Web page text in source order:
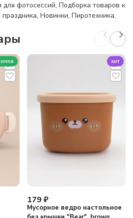
фотосессий, Подборка товаров к
, Новинки, Пиротехника,
хит
179 ₽
Мусорное ведро настольное